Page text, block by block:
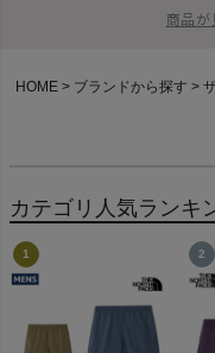
商品が
HOME ブランドから探す
カテゴリ人気ランキ